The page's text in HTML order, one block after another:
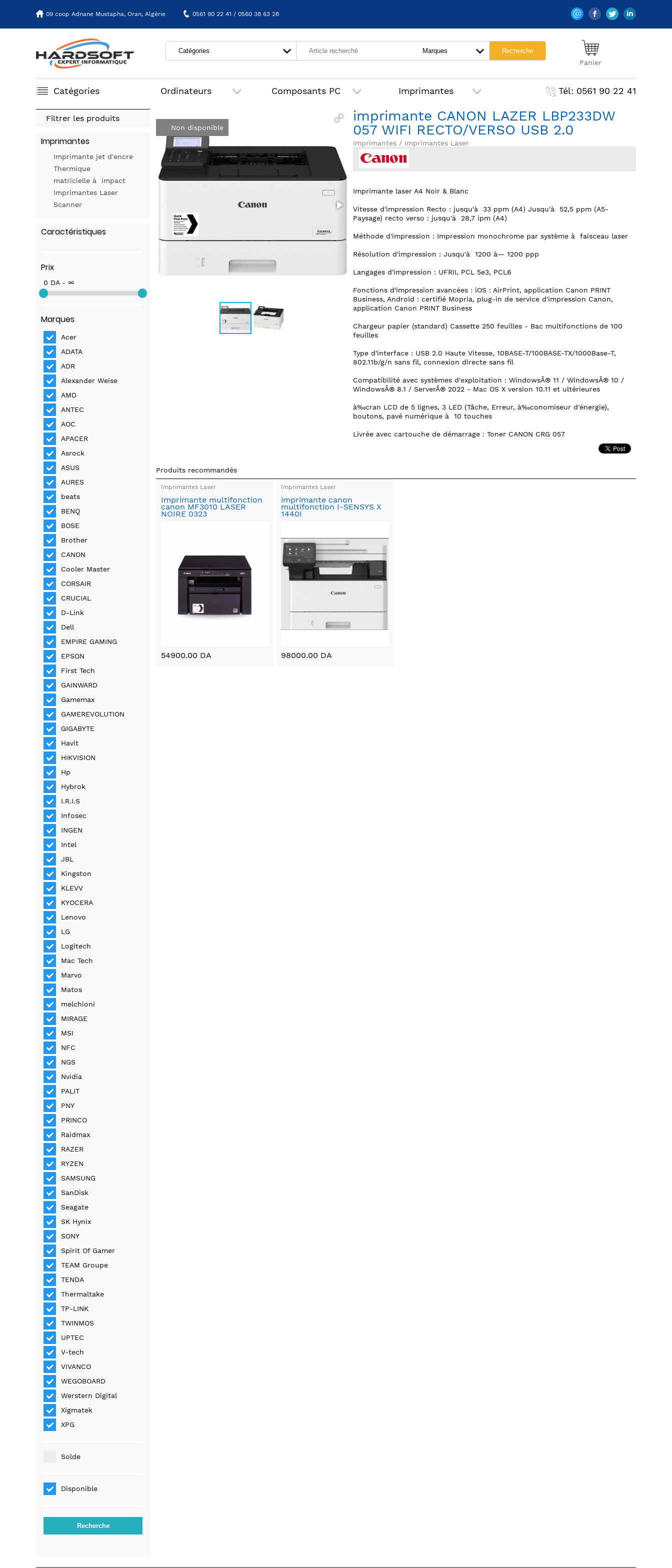
09 coop Adnane Mustapha, Oran, Algérie 0561 90 22 41 / 0560 38 63 28
Panier
Catégories Ordinateurs Composants PC Imprimantes Tél: 0561 90 22 41
imprimante CANON LAZER LBP233DW
057 WIFI RECTO/VERSO USB 2.0
Imprimantes / Imprimantes Laser
Imprimante laser A4 Noir & Blanc
Vitesse d'impression Recto : jusqu'à 33 ppm (A4) Jusqu'à 52,5 ppm (A5-
Paysage) recto verso : jusqu'à 28,7 ipm (A4)
Méthode d'impression : Impression monochrome par système à faisceau laser
Résolution d'impression : Jusqu'à 1200 à— 1200 ppp
Langages d'impression : UFRII, PCL 5e3, PCL6
Fonctions d'impression avancées : iOS : AirPrint, application Canon PRINT
Business, Android : certifié Mopria, plug-in de service d'impression Canon,
application Canon PRINT Business
Chargeur papier (standard) Cassette 250 feuilles - Bac multifonctions de 100
feuilles
Type d'interface : USB 2.0 Haute Vitesse, 10BASE-T/100BASE-TX/1000Base-T,
802.11b/g/n sans fil, connexion directe sans fil
Compatibilité avec systèmes d'exploitation : WindowsÂ® 11 / WindowsÂ® 10 /
WindowsÂ® 8.1 / ServerÂ® 2022 - Mac OS X version 10.11 et ultérieures
à‰cran LCD de 5 lignes, 3 LED (Tâche, Erreur, à‰conomiseur d'énergie),
boutons, pavé numérique à 10 touches
Livrée avec cartouche de démarrage : Toner CANON CRG 057
Non disponible
Produits recommandés
Imprimantes Laser
Imprimante multifonction
canon MF3010 LASER
NOIRE 0323
54900.00 DA
Imprimantes Laser
imprimante canon
multifonction I-SENSYS X
1440I
98000.00 DA
Filtrer les produits
Imprimantes
Imprimante jet d'encre
Thermique
matricielle à impact
Imprimantes Laser
Scanner
Caractéristiques
Prix
0 DA - ∞
Marques
Acer
ADATA
ADR
Alexander Weise
AMD
ANTEC
AOC
APACER
Asrock
ASUS
AURES
beats
BENQ
BOSE
Brother
CANON
Cooler Master
CORSAIR
CRUCIAL
D-Link
Dell
EMPIRE GAMING
EPSON
First Tech
GAINWARD
Gamemax
GAMEREVOLUTION
GIGABYTE
Havit
HIKVISION
Hp
Hybrok
I.R.I.S
Infosec
INGEN
Intel
JBL
Kingston
KLEVV
KYOCERA
Lenovo
LG
Logitech
Mac Tech
Marvo
Matos
melchioni
MIRAGE
MSI
NFC
NGS
Nvidia
PALIT
PNY
PRINCO
Raidmax
RAZER
RYZEN
SAMSUNG
SanDisk
Seagate
SK Hynix
SONY
Spirit Of Gamer
TEAM Groupe
TENDA
Thermaltake
TP-LINK
TWINMOS
UPTEC
V-tech
VIVANCO
WEGOBOARD
Werstern Digital
Xigmatek
XPG
Solde
Disponible